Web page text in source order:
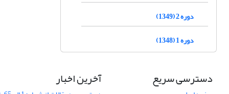
دوره 2 (1349)
دوره 1 (1348)
دسترسی سریع آخرین اخبار